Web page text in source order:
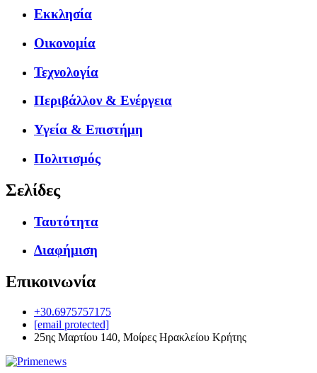
Εκκλησία
Οικονομία
Τεχνολογία
Περιβάλλον & Ενέργεια
Υγεία & Επιστήμη
Πολιτισμός
Σελίδες
Ταυτότητα
Διαφήμιση
Επικοινωνία
+30.6975757175
[email protected]
25ης Μαρτίου 140, Μοίρες Ηρακλείου Κρήτης